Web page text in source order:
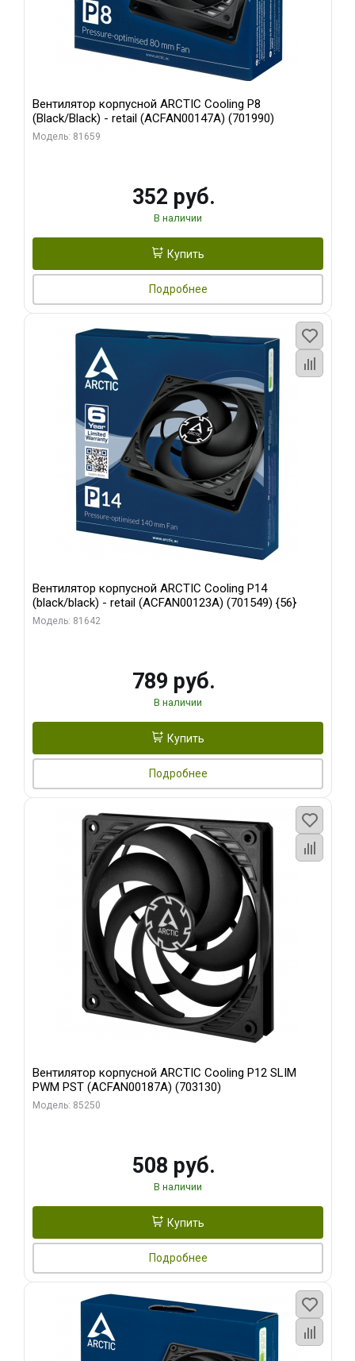
Вентилятор корпусной ARCTIC Cooling P8
(Black/Black) - retail (ACFAN00147A) (701990)
Модель: 81659
352 руб.
В наличии
Купить
Подробнее
Вентилятор корпусной ARCTIC Cooling P14
(black/black) - retail (ACFAN00123A) (701549) {56}
Модель: 81642
789 руб.
В наличии
Купить
Подробнее
Вентилятор корпусной ARCTIC Cooling P12 SLIM
PWM PST (ACFAN00187A) (703130)
Модель: 85250
508 руб.
В наличии
Купить
Подробнее